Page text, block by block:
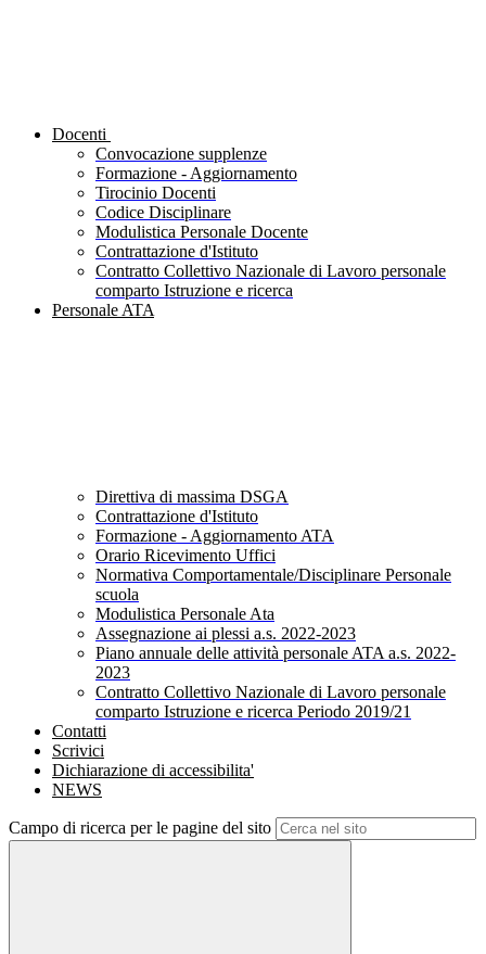
Docenti
Convocazione supplenze
Formazione - Aggiornamento
Tirocinio Docenti
Codice Disciplinare
Modulistica Personale Docente
Contrattazione d'Istituto
Contratto Collettivo Nazionale di Lavoro personale
comparto Istruzione e ricerca
Personale ATA
Direttiva di massima DSGA
Contrattazione d'Istituto
Formazione - Aggiornamento ATA
Orario Ricevimento Uffici
Normativa Comportamentale/Disciplinare Personale
scuola
Modulistica Personale Ata
Assegnazione ai plessi a.s. 2022-2023
Piano annuale delle attività personale ATA a.s. 2022-
2023
Contratto Collettivo Nazionale di Lavoro personale
comparto Istruzione e ricerca Periodo 2019/21
Contatti
Scrivici
Dichiarazione di accessibilita'
NEWS
Campo di ricerca per le pagine del sito